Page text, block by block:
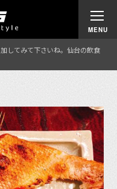
してみて下さいね。仙台の飲食